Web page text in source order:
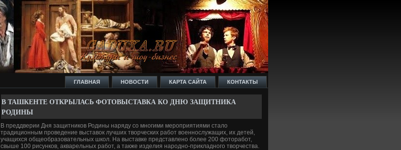
ГЛАВНАЯ НОВОСТИ КАРТА САЙТА КОНТАКТЫ
В ТАШКЕНТЕ ОТКРЫЛАСЬ ФОТОВЫСТАВКА КО ДНЮ ЗАЩИТНИКА
РОДИНЫ
В преддве­рии Дня защитников Родины наряду со многими мероприятиями стало
традиционным прове­де­ние выставок лучших творческих работ военнослужащих, их де­тей,
учащихся общеобразовательных школ. На выставке представлено более 200 фоторабот,
свыше 100 рисунков, акварельных работ, а также изде­лия народно-прикладного творчества.